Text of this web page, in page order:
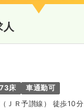
人
73床
車通勤可
ＪＲ予讃線） 徒歩10分